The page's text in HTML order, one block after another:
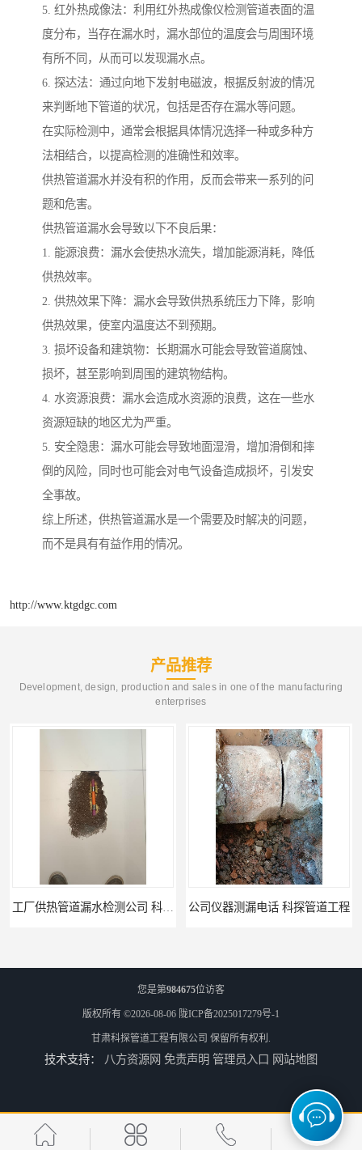
5. 红外热成像法：利用红外热成像仪检测管道表面的温
度分布，当存在漏水时，漏水部位的温度会与周围环境
有所不同，从而可以发现漏水点。
6. 探达法：通过向地下发射电磁波，根据反射波的情况
来判断地下管道的状况，包括是否存在漏水等问题。
在实际检测中，通常会根据具体情况选择一种或多种方
法相结合，以提高检测的准确性和效率。
供热管道漏水并没有积的作用，反而会带来一系列的问
题和危害。
供热管道漏水会导致以下不良后果：
1. 能源浪费：漏水会使热水流失，增加能源消耗，降低
供热效率。
2. 供热效果下降：漏水会导致供热系统压力下降，影响
供热效果，使室内温度达不到预期。
3. 损坏设备和建筑物：长期漏水可能会导致管道腐蚀、
损坏，甚至影响到周围的建筑物结构。
4. 水资源浪费：漏水会造成水资源的浪费，这在一些水
资源短缺的地区尤为严重。
5. 安全隐患：漏水可能会导致地面湿滑，增加滑倒和摔
倒的风险，同时也可能会对电气设备造成损坏，引发安
全事故。
综上所述，供热管道漏水是一个需要及时解决的问题，
而不是具有有益作用的情况。
http://www.ktgdgc.com
产品推荐
Development, design, production and sales in one of the manufacturing
enterprises
公司仪器测漏电话 科探管道工程 工厂管道工程 科探管道工程
市政供热管道漏水检测 科探管道工程 消防管道漏水公司 科探管道工程
您是第984675位访客
版权所有 ©2026-08-06 陇ICP备2025017279号-1
甘肃科探管道工程有限公司 保留所有权利.
技术支持： 八方资源网 免责声明 管理员入口 网站地图